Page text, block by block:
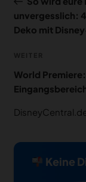
unvergesslich:
Deko mit
Beitrag
World
Keine